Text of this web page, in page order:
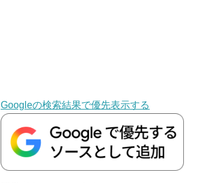
Googleの検索結果で優先表示する